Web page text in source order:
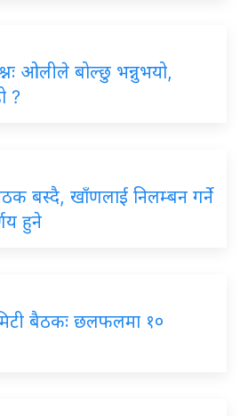
ओलीले बोल्छु भन्नुभयो,
?
बस्दै, खाँणलाई निलम्बन गर्ने
हुने
बैठकः छलफलमा १०